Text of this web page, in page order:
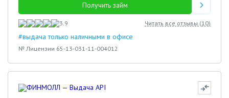
Получить займ
3.9 Читать все отзывы (10)
#выдача только наличными в офисе
№ Лицензии 65-13-031-11-004012